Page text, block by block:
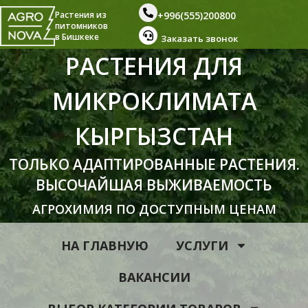
Растения из
питомников
в Бишкеке
+996(555)200800
Заказать звонок
РАСТЕНИЯ ДЛЯ
МИКРОКЛИМАТА
КЫРГЫЗСТАН
ТОЛЬКО АДАПТИРОВАННЫЕ РАСТЕНИЯ.
ВЫСОЧАЙШАЯ ВЫЖИВАЕМОСТЬ
АГРОХИМИЯ ПО ДОСТУПНЫМ ЦЕНАМ
НА ГЛАВНУЮ
УСЛУГИ
ВАКАНСИИ